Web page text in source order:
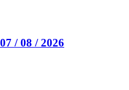
/ 08 / 2026